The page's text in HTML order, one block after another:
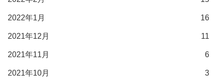
2022年1月 16
2021年12月 11
2021年11月 6
2021年10月 3